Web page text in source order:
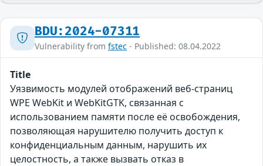
BDU:2024-07311
Vulnerability from fstec - Published: 08.04.2022
Title
Уязвимость модулей отображений веб-страниц
WPE WebKit и WebKitGTK, связанная с
использованием памяти после её освобождения,
позволяющая нарушителю получить доступ к
конфиденциальным данным, нарушить их
целостность, а также вызвать отказ в